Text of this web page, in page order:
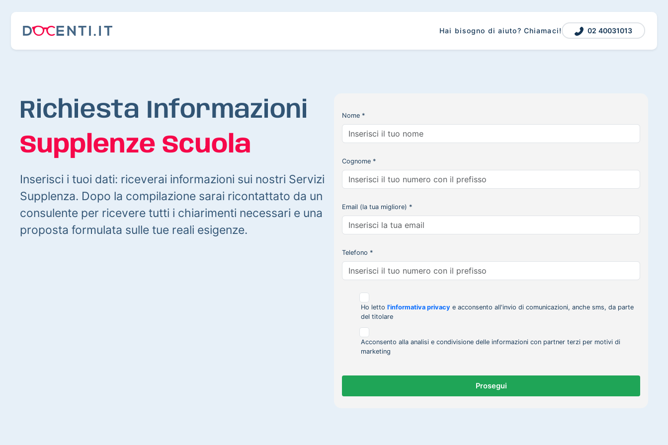
Hai bisogno di aiuto? Chiamaci! 02 40031013
Richiesta Informazioni
Supplenze Scuola
Inserisci i tuoi dati: riceverai informazioni sui nostri Servizi
Supplenza. Dopo la compilazione sarai ricontattato da un
consulente per ricevere tutti i chiarimenti necessari e una
proposta formulata sulle tue reali esigenze.
Nome *
Cognome *
Email (la tua migliore) *
Telefono *
Ho letto l'informativa privacy e acconsento all'invio di comunicazioni, anche sms, da parte
del titolare
Acconsento alla analisi e condivisione delle informazioni con partner terzi per motivi di
marketing